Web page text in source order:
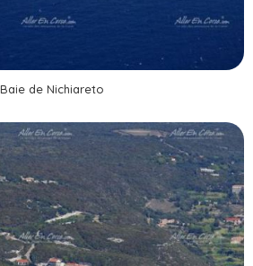
Baie de Nichiareto